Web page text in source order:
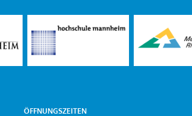
ÖFFNUNGSZEITEN